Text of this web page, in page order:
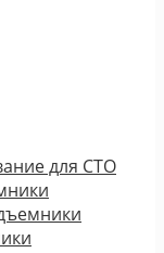
для СТО